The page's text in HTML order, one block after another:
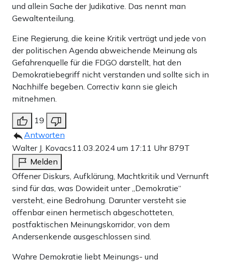
und allein Sache der Judikative. Das nennt man
Gewaltenteilung.
Eine Regierung, die keine Kritik verträgt und jede von
der politischen Agenda abweichende Meinung als
Gefahrenquelle für die FDGO darstellt, hat den
Demokratiebegriff nicht verstanden und sollte sich in
Nachhilfe begeben. Correctiv kann sie gleich
mitnehmen.
19
Antworten
Walter J. Kovacs11.03.2024 um 17:11 Uhr879T
Melden
Offener Diskurs, Aufklärung, Machtkritik und Vernunft
sind für das, was Dowideit unter „Demokratie“
versteht, eine Bedrohung. Darunter versteht sie
offenbar einen hermetisch abgeschotteten,
postfaktischen Meinungskorridor, von dem
Andersenkende ausgeschlossen sind.
Wahre Demokratie liebt Meinungs- und